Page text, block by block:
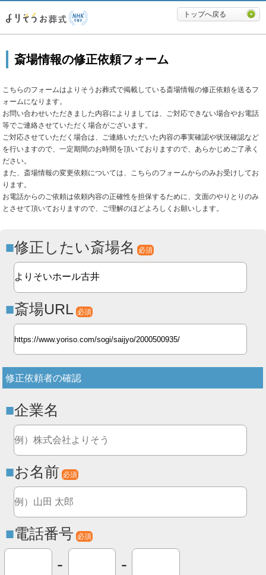
必要最低限に絞ったよりそうお
トップへ戻る
斎場情報の修正依頼フォーム
こちらのフォームはよりそうお葬式で掲載している斎場情報の修正依頼を送るフ
ォームになります。
お問い合わせいただきました内容によりましては、ご対応できない場合やお電話
等でご連絡させていただく場合がございます。
ご対応させていただく場合は、ご連絡いただいた内容の事実確認や状況確認など
を行いますので、一定期間のお時間を頂いておりますので、あらかじめご了承く
ださい。
また、斎場情報の変更依頼については、こちらのフォームからのみお受けしてお
ります。
お電話からのご依頼は依頼内容の正確性を担保するために、文面のやりとりのみ
とさせて頂いておりますので、ご理解のほどよろしくお願いします。
修正したい斎場名 必須
斎場URL 必須
修正依頼者の確認
企業名
お名前 必須
電話番号 必須
- -